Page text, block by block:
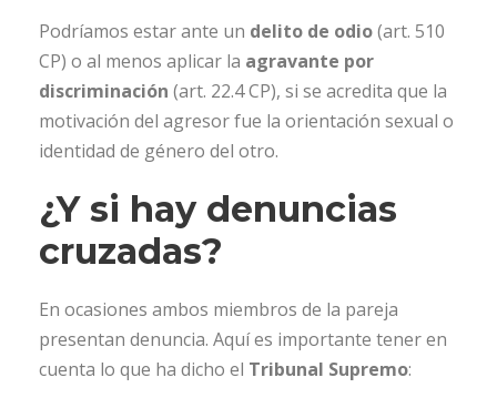
Podríamos estar ante un delito de odio(art. 510
CP) o al menos aplicar la agravante por
discriminación (art. 22.4 CP), si se acredita que la
motivación del agresor fue la orientación sexual o
identidad de género del otro.
¿Y si hay denuncias
cruzadas?
En ocasiones ambos miembros de la pareja
presentan denuncia. Aquí es importante tener en
cuenta lo que ha dicho el Tribunal Supremo: